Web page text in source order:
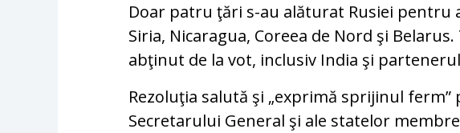
Doar patru ţări s-au alăturat Rusiei pentru
Siria, Nicaragua, Coreea de Nord şi
abţinut de la vot, inclusiv India şi
Rezoluţia salută şi „exprimă sprijinul
Secretarului General şi ale statelor